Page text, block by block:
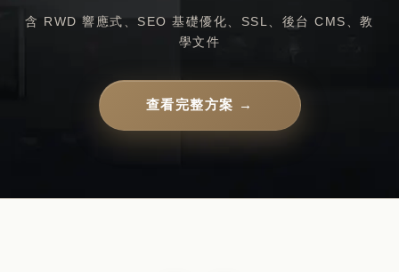
含 RWD 響應式、SEO 基礎優化、SSL、後台 CMS、教
學文件
查看完整方案 →